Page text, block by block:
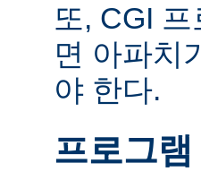
또, CGI
면 아파치
야 한다.
프로그